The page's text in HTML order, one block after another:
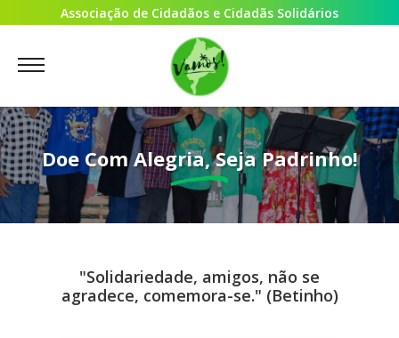
Associação de Cidadãos e Cidadãs Solidários
Doe Com Alegria, Seja Padrinho!
"Solidariedade, amigos, não se
agradece, comemora-se." (Betinho)